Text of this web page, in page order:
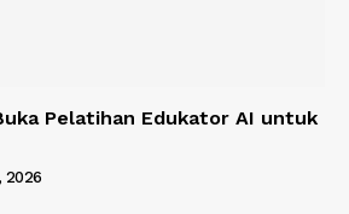
Pelatihan Edukator AI untuk
2026